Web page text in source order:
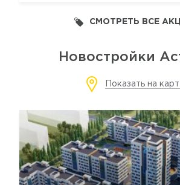
СМОТРЕТЬ ВСЕ
Новостройки
Показать на